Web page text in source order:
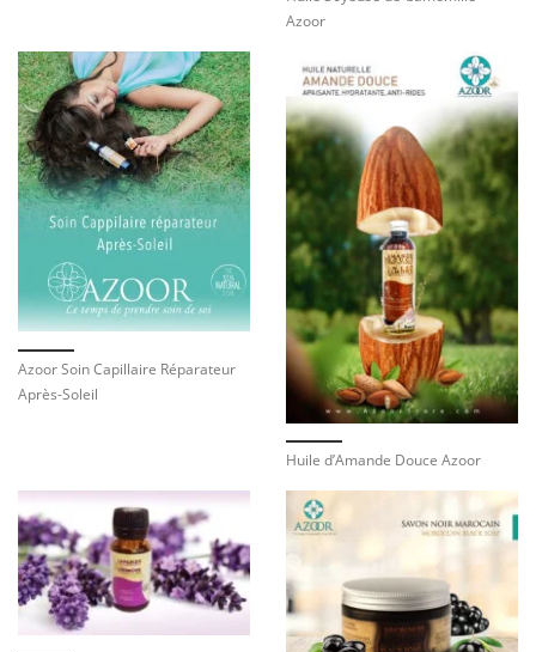
Azoor
Azoor Soin Capillaire Réparateur
Après-Soleil
Huile d’Amande Douce Azoor